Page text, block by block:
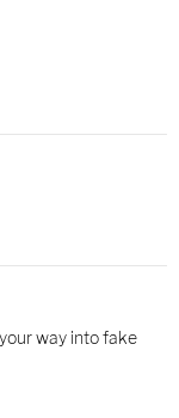
way into fake